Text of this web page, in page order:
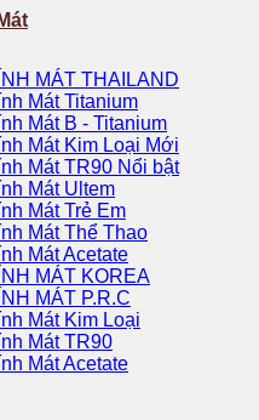
MÁT THAILAND
Mát Titanium
Mát B - Titanium
Mát Kim Loại
Mát TR90
Mát Ultem
Mát Trẻ Em
Mát Thể Thao
Mát Acetate
MÁT KOREA
MÁT P.R.C
Mát Kim Loại
Mát TR90
Mát Acetate